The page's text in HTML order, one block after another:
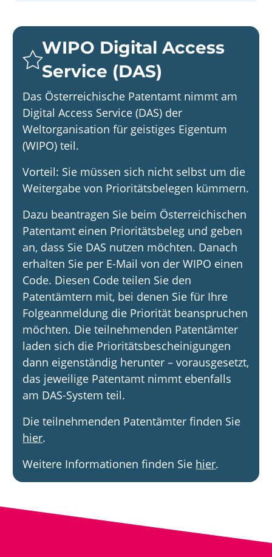
WIPO Digital Access
Service (DAS)
Das Österreichische Patentamt nimmt am
Digital Access Service (DAS) der
Weltorganisation für geistiges Eigentum
(WIPO) teil.
Vorteil: Sie müssen sich nicht selbst um die
Weitergabe von Prioritätsbelegen kümmern.
Dazu beantragen Sie beim Österreichischen
Patentamt einen Prioritätsbeleg und geben
an, dass Sie DAS nutzen möchten. Danach
erhalten Sie per E-Mail von der WIPO einen
Code. Diesen Code teilen Sie den
Patentämtern mit, bei denen Sie für Ihre
Folgeanmeldung die Priorität beanspruchen
möchten. Die teilnehmenden Patentämter
laden sich die Prioritätsbescheinigungen
dann eigenständig herunter – vorausgesetzt,
das jeweilige Patentamt nimmt ebenfalls
am DAS-System teil.
Die teilnehmenden Patentämter finden Sie
hier.
Weitere Informationen finden Sie hier.